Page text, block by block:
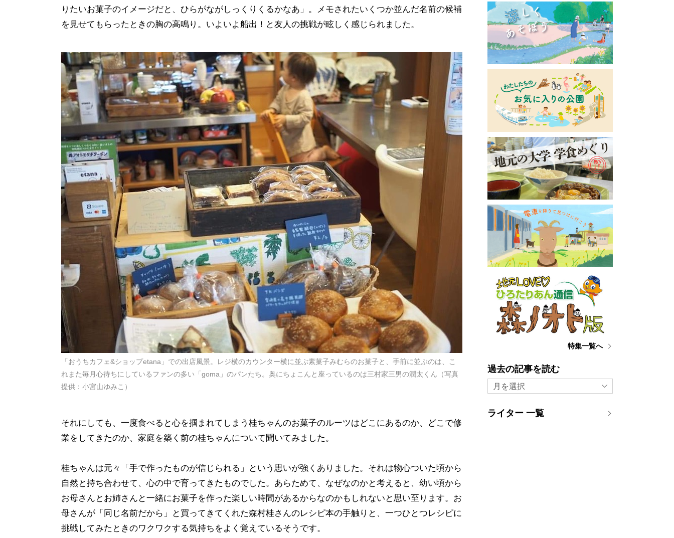
りたいお菓子のイメージだと、ひらがながしっくりくるかなあ」。メモされたいくつか並んだ名前の候補
を見せてもらったときの胸の高鳴り。いよいよ船出！と友人の挑戦が眩しく感じられました。
「おうちカフェ&ショップetana」での出店風景。レジ横のカウンター横に並ぶ素菓子みむらのお菓子と、手前に並ぶのは、こ
れまた毎月心待ちにしているファンの多い「goma」のパンたち。奥にちょこんと座っているのは三村家三男の潤太くん（写真
提供：小宮山ゆみこ）
それにしても、一度食べると心を掴まれてしまう桂ちゃんのお菓子のルーツはどこにあるのか、どこで修
業をしてきたのか、家庭を築く前の桂ちゃんについて聞いてみました。
桂ちゃんは元々「手で作ったものが信じられる」という思いが強くありました。それは物心ついた頃から
自然と持ち合わせて、心の中で育ってきたものでした。あらためて、なぜなのかと考えると、幼い頃から
お母さんとお姉さんと一緒にお菓子を作った楽しい時間があるからなのかもしれないと思い至ります。お
母さんが「同じ名前だから」と買ってきてくれた森村桂さんのレシピ本の手触りと、一つひとつレシピに
挑戦してみたときのワクワクする気持ちをよく覚えているそうです。
特集一覧へ
過去の記事を読む
月を選択
ライター 一覧